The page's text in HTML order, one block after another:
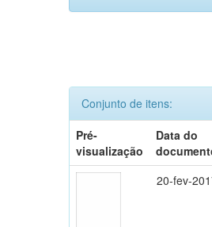
Conjunto de itens:
Pré-
visualização
Data do
20-fev-